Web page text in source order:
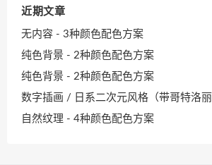
近期文章
无内容 - 3种颜色配色方案
纯色背景 - 2种颜色配色方案
纯色背景 - 2种颜色配色方案
数字插画 / 日系二次元风格（带哥特洛丽
自然纹理 - 4种颜色配色方案